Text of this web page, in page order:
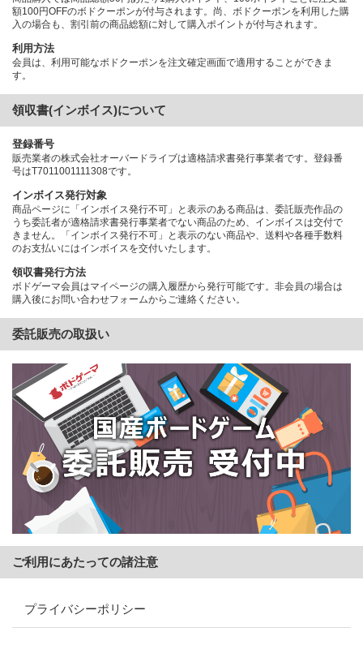
額100円OFFのボドクーポンが付与されます。尚、ボドクーポンを利用した購
入の場合も、割引前の商品総額に対して購入ポイントが付与されます。
利用方法
会員は、利用可能なボドクーポンを注文確定画面で適用することができま
す。
領収書(インボイス)について
登録番号
販売業者の株式会社オーバードライブは適格請求書発行事業者です。登録番
号はT7011001111308です。
インボイス発行対象
商品ページに「インボイス発行不可」と表示のある商品は、委託販売作品の
うち委託者が適格請求書発行事業者でない商品のため、インボイスは交付で
きません。「インボイス発行不可」と表示のない商品や、送料や各種手数料
のお支払いにはインボイスを交付いたします。
領収書発行方法
ボドゲーマ会員はマイページの購入履歴から発行可能です。非会員の場合は
購入後にお問い合わせフォームからご連絡ください。
委託販売の取扱い
ご利用にあたっての諸注意
プライバシーポリシー